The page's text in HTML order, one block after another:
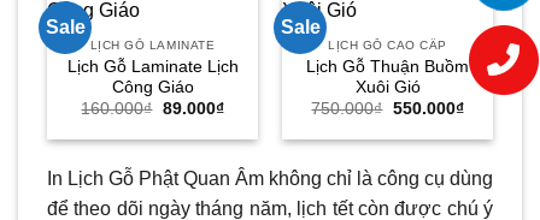
Sale
LỊCH GỖ LAMINATE
Lịch Gỗ Laminate Lịch
Công Giáo
160.000₫ Giá
là:
89.000₫Giá
tại
89.000₫.
Sale
LỊCH GỖ CAO CẤP
Lịch Gỗ Thuận Buồm
Xuôi Gió
750.000₫ Giá
là:
550.000₫Giá
tại
550.000₫.
In Lịch Gỗ Phật Quan Âm không chỉ là công cụ dùng
để theo dõi ngày tháng năm, lịch tết còn được chú ý